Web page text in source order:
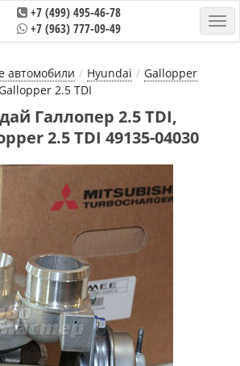
+7 (499) 495-46-78
+7 (963) 777-09-49
автомобили Hyundai
Gallopper
2.5 TDI
Галлопер 2.5 TDI,
2.5 TDI 49135-04030